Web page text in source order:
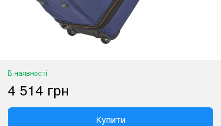
В наявності
4 514 грн
Купити